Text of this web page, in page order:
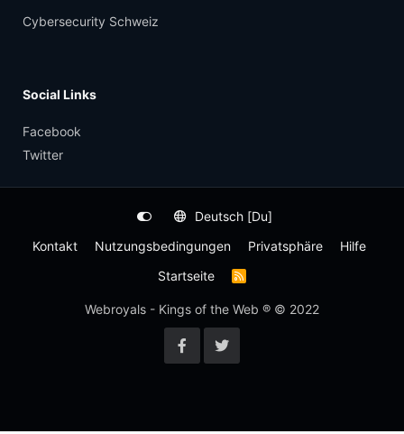
Cybersecurity Schweiz
Social Links
Facebook
Twitter
Deutsch [Du]
Kontakt
Nutzungsbedingungen Privatsphäre
Hilfe
Startseite
R
S
Webroyals - Kings of the Web ® © 2022